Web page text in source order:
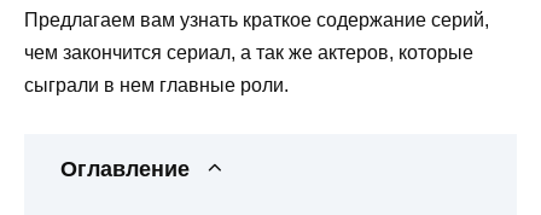
Предлагаем вам узнать краткое содержание серий,
чем закончится сериал, а так же актеров, которые
сыграли в нем главные роли.
Оглавление